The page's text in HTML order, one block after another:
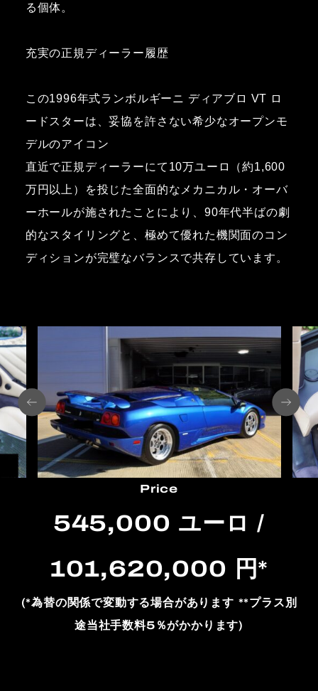
る個体。
充実の正規ディーラー履歴
この1996年式ランボルギーニ ディアブロ VT ロ
ードスターは、妥協を許さない希少なオープンモ
デルのアイコン
直近で正規ディーラーにて10万ユーロ（約1,600
万円以上）を投じた全面的なメカニカル・オーバ
ーホールが施されたことにより、90年代半ばの劇
的なスタイリングと、極めて優れた機関面のコン
ディションが完璧なバランスで共存しています。
Price
545,000 ユーロ /
101,620,000 円*
(*為替の関係で変動する場合があります **プラス別
途当社手数料5％がかかります)